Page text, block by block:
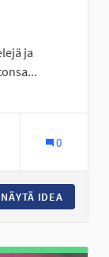
ja
0
NÄYTÄ IDEA